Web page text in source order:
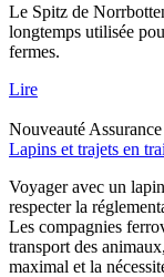
Le Spitz de
longtemps utilisée
fermes.
Lire
Nouveauté
Lapins et trajets en
Voyager avec un
respecter la
Les compagnies
transport des
maximal et la